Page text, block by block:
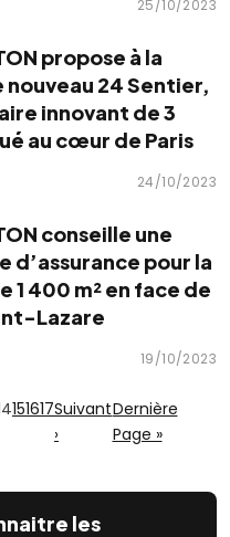
25/10/2023
propose à la
nouveau 24 Sentier,
innovant de 3
au cœur de Paris
24/10/2023
conseille une
d’assurance pour la
1 400 m² en face de
Lazare
19/10/2023
151617Suivant
›
Dernière
Page »
les